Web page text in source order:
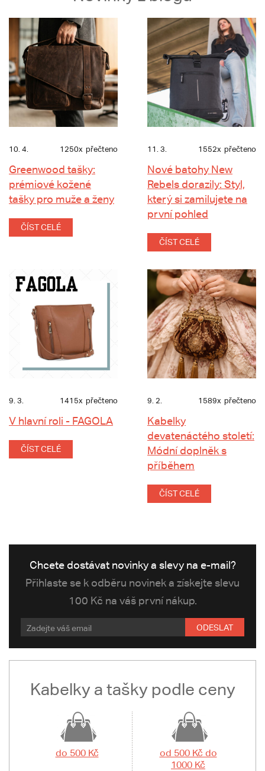
10. 4. 1250x přečteno
Greenwood tašky:
prémiové kožené
tašky pro muže a ženy
ČÍST CELÉ
11. 3. 1552x přečteno
Nové batohy New
Rebels dorazily: Styl,
který si zamilujete na
první pohled
ČÍST CELÉ
9. 3. 1415x přečteno
V hlavní roli - FAGOLA
ČÍST CELÉ
9. 2. 1589x přečteno
Kabelky
devatenáctého století:
Módní doplněk s
příběhem
ČÍST CELÉ
Chcete dostávat novinky a slevy na e-mail?
Přihlaste se k odběru novinek a získejte slevu
100 Kč na váš první nákup.
ODESLAT
Kabelky a tašky podle ceny
do 500 Kč
od 500 Kč do
1000 Kč